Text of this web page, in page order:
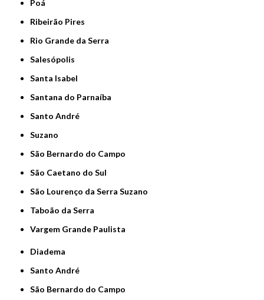
Poá
Ribeirão Pires
Rio Grande da Serra
Salesópolis
Santa Isabel
Santana do Parnaíba
Santo André
Suzano
São Bernardo do Campo
São Caetano do Sul
São Lourenço da Serra Suzano
Taboão da Serra
Vargem Grande Paulista
Diadema
Santo André
São Bernardo do Campo